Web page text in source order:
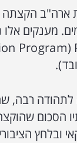
ארה"ב הקצתה
מענקים
Program)
לתהודה רבה,
הסכום
ובלחץ